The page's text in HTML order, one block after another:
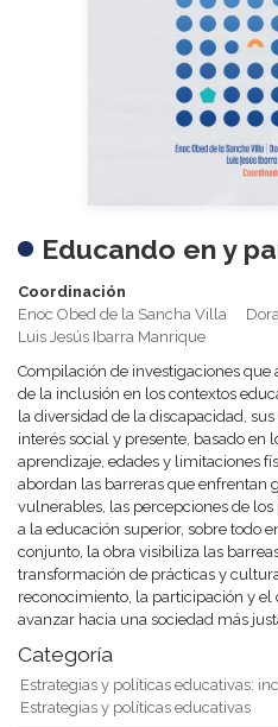
Educando en y
Coordinación
Enoc Obed de la Sancha Villa
Luis Jesús Ibarra Manrique
Compilación de investigaciones
de la inclusión en los contextos
la diversidad de la discapacidad,
interés social y presente, basado en
aprendizaje, edades y limitaciones
abordan las barreras que enfrentan
vulnerables, las percepciones de
a la educación superior, sobre todo
conjunto, la obra visibiliza las
transformación de prácticas y
reconocimiento, la participación y
avanzar hacia una sociedad más
Categoría
Estrategias y políticas educativas:
Estrategias y políticas educativas